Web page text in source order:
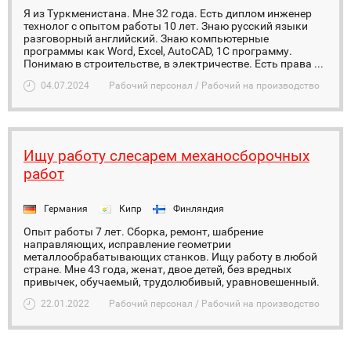
Я из Туркменистана. Мне 32 года. Есть диплом инженер
технолог с опытом работы 10 лет. Знаю русский языки
разговорный английский. Знаю компьютерные
программы как Word, Excel, AutoCAD, 1C программу.
Понимаю в строительстве, в электричестве. Есть права ...
04.07.2024 Рабочий персонал / Рабочий на производство
Ищу работу слесарем механосборочных
работ
Германия Кипр Финляндия
Опыт работы 7 лет. Сборка, ремонт, шабрение
направляющих, исправление геометрии
металлообрабатывающих станков. Ищу работу в любой
стране. Мне 43 года, женат, двое детей, без вредных
привычек, обучаемый, трудолюбивый, уравновешенный.
22.01.2022 Рабочий персонал / Рабочий на производство